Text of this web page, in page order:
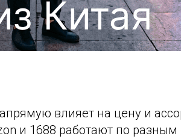
влияет на цену и
и 1688 работают по